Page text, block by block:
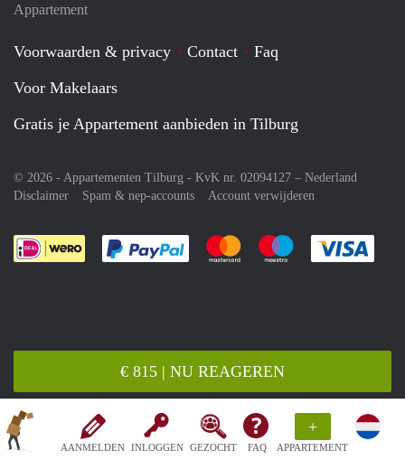
AANMELDEN INLOGGEN GEZOCHT FAQ
+
APPARTEMENT
€ 815 | NU REAGEREN
Appartement
Voorwaarden & privacy Contact
Faq
Voor Makelaars
Gratis je Appartement aanbieden in Tilburg
© 2026 - Appartementen Tilburg - KvK nr. 02094127 – Nederland
Disclaimer
Spam & nep-accounts Account verwijderen
Je rekent gemakkelijk af met Paypal
Je rekent gemakkelijk af met
Je rekent